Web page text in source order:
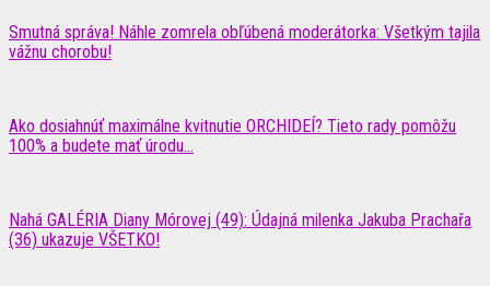
Smutná správa! Náhle zomrela obľúbená moderátorka: Všetkým tajila
vážnu chorobu!
Ako dosiahnúť maximálne kvitnutie ORCHIDEÍ? Tieto rady pomôžu
100% a budete mať úrodu...
Nahá GALÉRIA Diany Mórovej (49): Údajná milenka Jakuba Prachařa
(36) ukazuje VŠETKO!